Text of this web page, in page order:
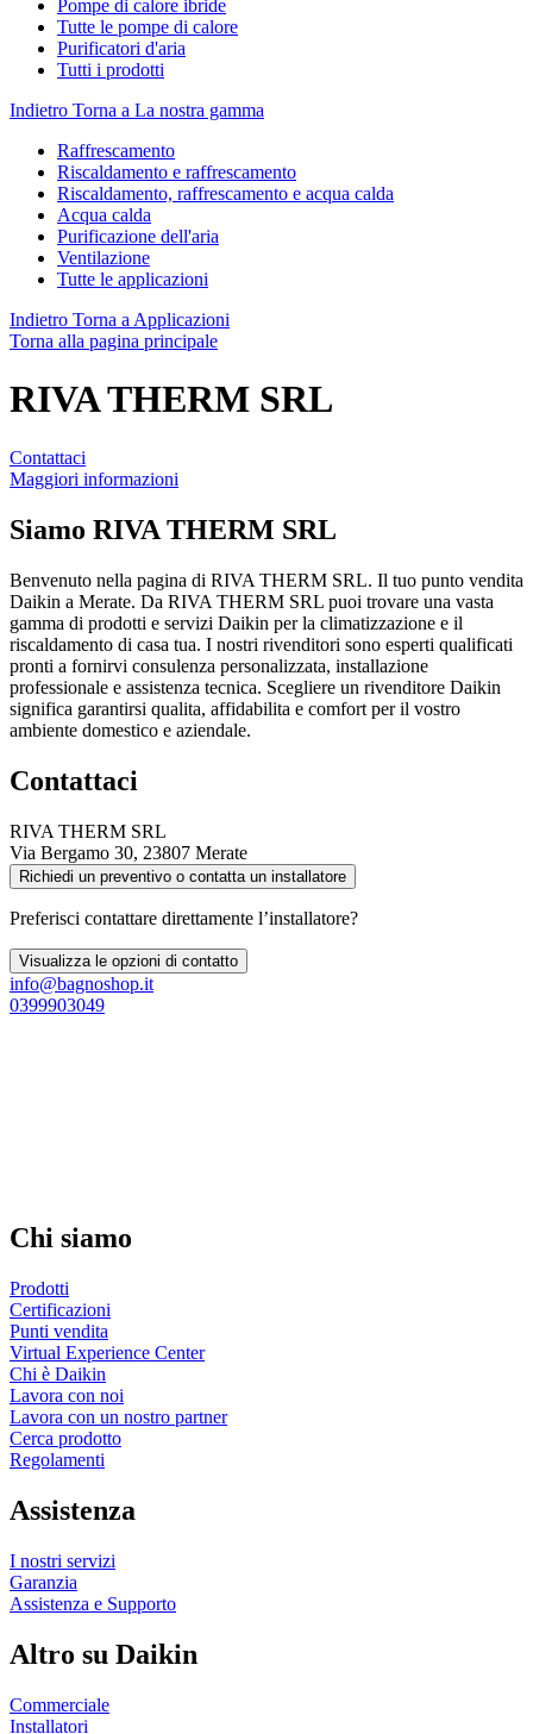
Pompe di calore ibride
Tutte le pompe di calore
Purificatori d'aria
Tutti i prodotti
Indietro Torna a La nostra gamma
Raffrescamento
Riscaldamento e raffrescamento
Riscaldamento, raffrescamento e acqua calda
Acqua calda
Purificazione dell'aria
Ventilazione
Tutte le applicazioni
Indietro Torna a Applicazioni
Torna alla pagina principale
RIVA THERM SRL
Contattaci
Maggiori informazioni
Siamo RIVA THERM SRL
Benvenuto nella pagina di RIVA THERM SRL. Il tuo punto vendita
Daikin a Merate. Da RIVA THERM SRL puoi trovare una vasta
gamma di prodotti e servizi Daikin per la climatizzazione e il
riscaldamento di casa tua. I nostri rivenditori sono esperti qualificati
pronti a fornirvi consulenza personalizzata, installazione
professionale e assistenza tecnica. Scegliere un rivenditore Daikin
significa garantirsi qualita, affidabilita e comfort per il vostro
ambiente domestico e aziendale.
Contattaci
RIVA THERM SRL
Via Bergamo 30, 23807 Merate
Richiedi un preventivo o contatta un installatore
Preferisci contattare direttamente l’installatore?
Visualizza le opzioni di contatto
info@bagnoshop.it
0399903049
Chi siamo
Prodotti
Certificazioni
Punti vendita
Virtual Experience Center
Chi è Daikin
Lavora con noi
Lavora con un nostro partner
Cerca prodotto
Regolamenti
Assistenza
I nostri servizi
Garanzia
Assistenza e Supporto
Altro su Daikin
Commerciale
Installatori